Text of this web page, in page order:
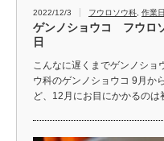
2022/12/3 フウロソウ科 作業
ゲンノショウコ フウ
日
こんなに遅くまでゲンノショ
ウ科のゲンノショウコ 9月か
ど、12月にお目にかかるの